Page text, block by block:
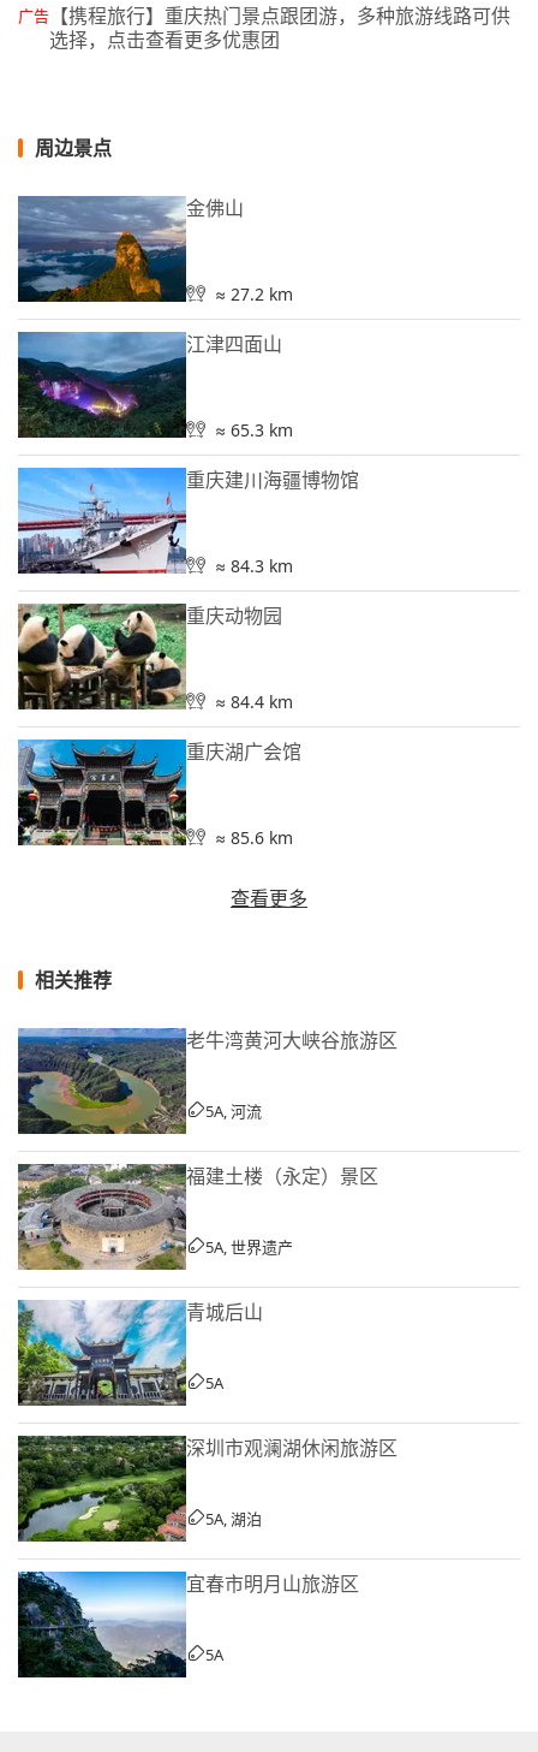
广告 【携程旅行】重庆热门景点跟团游，多种旅游线路可供
选择，点击查看更多优惠团
周边景点
金佛山
≈ 27.2 km
江津四面山
≈ 65.3 km
重庆建川海疆博物馆
≈ 84.3 km
重庆动物园
≈ 84.4 km
重庆湖广会馆
≈ 85.6 km
查看更多
相关推荐
老牛湾黄河大峡谷旅游区
5A, 河流
福建土楼（永定）景区
5A, 世界遗产
青城后山
5A
深圳市观澜湖休闲旅游区
5A, 湖泊
宜春市明月山旅游区
5A